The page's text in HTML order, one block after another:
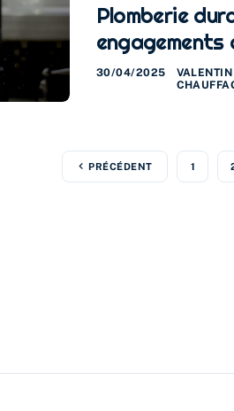
Plomberie
engagements
30/04/2025
PRÉCÉDENT 1